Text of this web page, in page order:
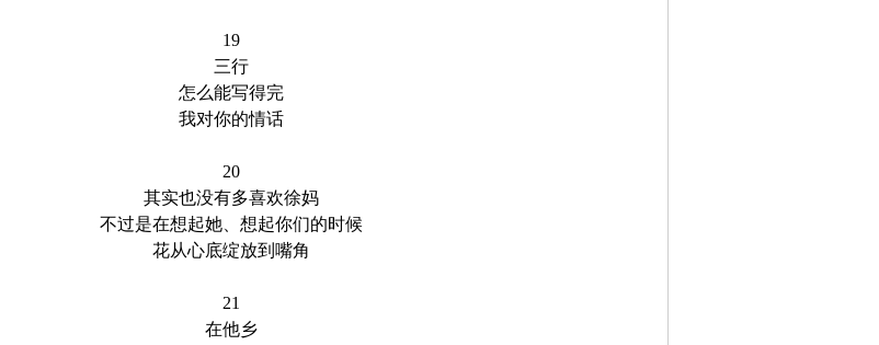
19
三行
怎么能写得完
我对你的情话
20
其实也没有多喜欢徐妈
不过是在想起她、想起你们的时候
花从心底绽放到嘴角
21
在他乡